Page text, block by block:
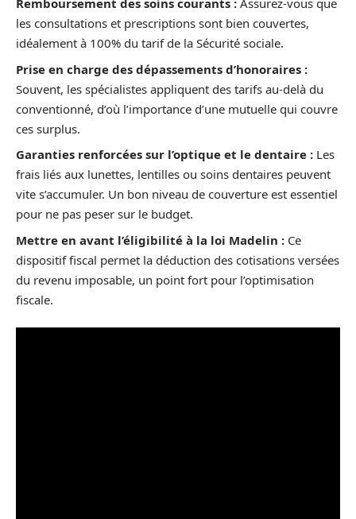
Remboursement des soins courants : Assurez-vous que
les consultations et prescriptions sont bien couvertes,
idéalement à 100% du tarif de la Sécurité sociale.
Prise en charge des dépassements d’honoraires :
Souvent, les spécialistes appliquent des tarifs au-delà du
conventionné, d’où l’importance d’une mutuelle qui couvre
ces surplus.
Garanties renforcées sur l’optique et le dentaire : Les
frais liés aux lunettes, lentilles ou soins dentaires peuvent
vite s’accumuler. Un bon niveau de couverture est essentiel
pour ne pas peser sur le budget.
Mettre en avant l’éligibilité à la loi Madelin : Ce
dispositif fiscal permet la déduction des cotisations versées
du revenu imposable, un point fort pour l’optimisation
fiscale.